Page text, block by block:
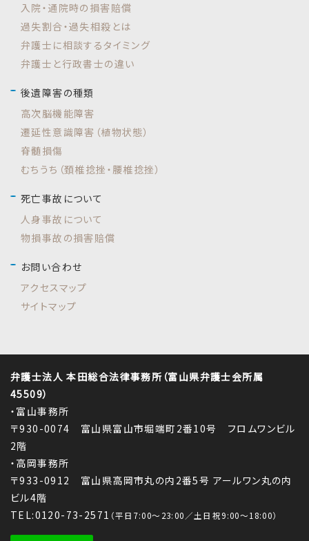
入院・通院時の損害賠償
過失割合・過失相殺とは
弁護士に相談するタイミング
弁護士と行政書士の違い
後遺障害の種類
高次脳機能障害
遷延性意識障害（植物状態）
脊髄損傷
むちうち（頚椎捻挫・腰椎捻挫）
死亡事故について
人身事故について
物損事故の損害賠償
お問い合わせ
アクセスマップ
サイトマップ
弁護士法人 本田総合法律事務所（富山県弁護士会所属
45509）
・富山事務所
〒930-0074 富山県富山市堀端町2番10号 フロムワンビル
2階
・高岡事務所
〒933-0912 富山県高岡市丸の内2番5号 アールワン丸の内
ビル4階
TEL:0120-73-2571 （平日7:00～23:00／土日祝9:00～18:00）